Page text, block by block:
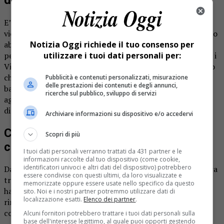
E’ successo vicino a Treviglio. A dare l’allarme sono stati i
vicini di casa della famiglia, che da quattro giorni sentivano
abbaiare il cucciolo. La famiglia di proprietari era partita
per l’estero ed era irrintracciabile. Così per salvare il cane i
Vigili del fuoco sono entrati da una finestra. Lo spettacolo
che si sono trovati di fronte una volta entrati nel piccolo
bagno, la cui porta era chiusa, era semplicemente
agghiacciate. Il cucciolo era esausto, e fortemente
disidratato. Non si reggeva nemmeno sulle zampe.
Cane metticcio salvato dai vicini di
casa
Da quel momento è cominciato un serrato gioco di squadra
tra forze dell’ordine, volontari ed enti del territorio. Gli
hanno dato un po’ d’acqua e un po’ di cibo. L’hanno
rinfrescato. E lui, nonostante tutto, si è ripreso. Ha
cominciato a giocare.
Notizia Oggi richiede il tuo consenso per
utilizzare i tuoi dati personali per:
Pubblicità e contenuti personalizzati, misurazione
delle prestazioni dei contenuti e degli annunci,
ricerche sul pubblico, sviluppo di servizi
Archiviare informazioni su dispositivo e/o accedervi
Scopri di più
I tuoi dati personali verranno trattati da 431 partner e le
informazioni raccolte dal tuo dispositivo (come cookie,
identificatori univoci e altri dati del dispositivo) potrebbero
essere condivise con questi ultimi, da loro visualizzate e
memorizzate oppure essere usate nello specifico da questo
sito. Noi e i nostri partner potremmo utilizzare dati di
localizzazione esatti. Elenco dei partner.
Alcuni fornitori potrebbero trattare i tuoi dati personali sulla
base dell'interesse legittimo, al quale puoi opporti gestendo